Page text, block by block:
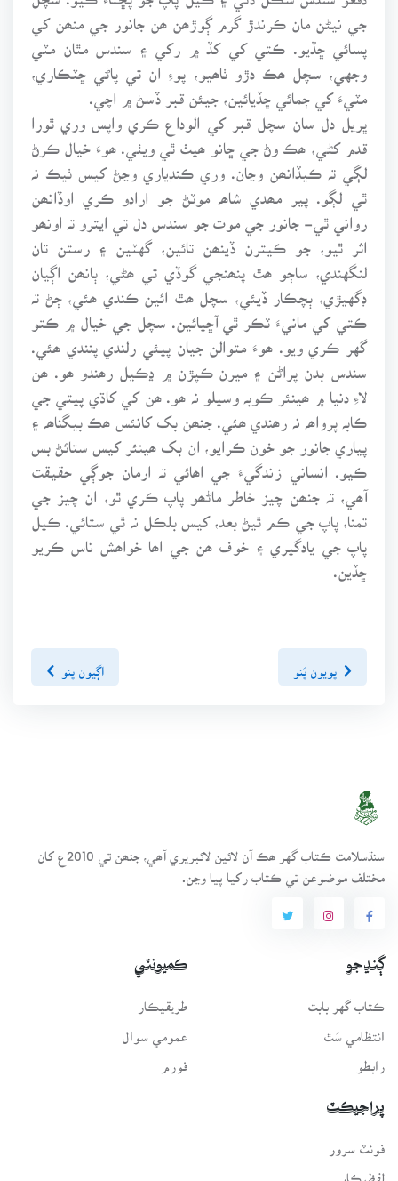
جي نيڻن مان ڪرندڙ گرم ڳوڙھن ھن جانور جي منھن کي
پسائي ڇڏيو. ڪتي کي کڏ ۾ رکي ۽ سندس مٿان مٽي
وجهي، سچل ھڪ دڙو ٺاھيو، پوءِ ان تي پاڻي ڇٽڪاري،
مٽيءَ کي ڄمائي ڇڏيائين، جيئن قبر ڏسڻ ۾ اچي.
ڀريل دل سان سچل قبر کي الوداع ڪري واپس وري ٿورا
قدم کڻي، ھڪ وڻ جي ڇانو ھيٺ ٿي ويٺي. ھوءَ خيال ڪرڻ
لڳي تہ ڪيڏانھن وڃان. وري ڪنڊياري وڃڻ کيس ٺيڪ نہ
ٿي لڳو. پير مھدي شاھہ موٽڻ جو ارادو ڪري اوڏانھن
رواني ٿي- جانور جي موت جو سندس دل تي ايترو تہ اونھو
اثر ٿيو، جو ڪيترن ڏينھن تائين، گهٽين ۽ رستن تان
لنگهندي، ساڄو ھٿ پنھنجي گوڏي تي ھڻي، ٻانھن اڳيان
ڊگهيڙي، ٻچڪار ڏيئي، سچل ھٿ ائين ڪندي ھئي، ڄڻ تہ
ڪتي کي مانيءَ ٽڪر ٿي آڇيائين. سچل جي خيال ۾ ڪتو
گهر ڪري ويو. ھوءَ متوالن جيان پيئي رلندي پنندي ھئي.
سندس بدن پراڻن ۽ ميرن ڪپڙن ۾ ڍڪيل رھندو ھو. ھن
لاءِ دنيا ۾ ھينئر ڪوبہ وسيلو نہ ھو. ھن کي کاڌي پيتي جي
ڪابہ پرواھہ نہ رھندي ھئي. جنھن بک کانئس ھڪ بيگناھہ ۽
پياري جانور جو خون ڪرايو، ان بک ھينئر کيس ستائڻ بس
ڪيو. انساني زندگيءَ جي اھائي تہ ارمان جوڳي حقيقت
آھي، تہ جنھن چيز خاطر ماڻھو پاپ ڪري ٿو، ان چيز جي
تمنا، پاپ جي ڪم ٿيڻ بعد، کيس بلڪل نہ ٿي ستائي. ڪيل
پاپ جي يادگيري ۽ خوف ھن جي اھا خواھش ناس ڪريو
ڇڏين.
پويون پَنو اڳيون پنو
سنڌسلامت ڪتاب گهر ھڪ آن لائين لائبريري آھي، جنھن تي 2010ع کان
مختلف موضوعن تي ڪتاب رکيا پيا وڃن.
ڳنڍجو
ڪتاب گهر بابت
انتظامي سَٿ
رابطو
ڪميونٽي
طريقيڪار
عمومي سوال
فورم
پراجيڪٽ
لفظيڪار